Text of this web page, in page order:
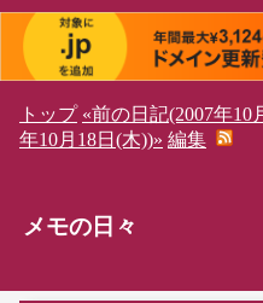
トップ «前の日記(2007年10
年10月18日(木))» 編集
メモの日々